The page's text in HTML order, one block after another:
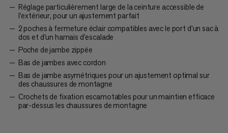
Réglage particulièrement large de la ceinture accessible de
l’extérieur, pour un ajustement parfait
2 poches à fermeture éclair compatibles avec le port d’un sac à
dos et d’un harnais d’escalade
Poche de jambe zippée
Bas de jambes avec cordon
Bas de jambe asymétriques pour un ajustement optimal sur
des chaussures de montagne
Crochets de fixation escamotables pour un maintien efficace
par-dessus les chaussures de montagne